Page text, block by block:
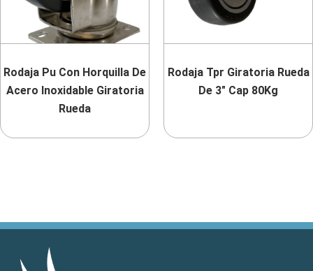
Rodaja Pu Con Horquilla De
Acero Inoxidable Giratoria
Rueda
Rodaja Tpr Giratoria Rueda
De 3″ Cap 80Kg